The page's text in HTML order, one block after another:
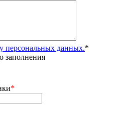
персональных данных.*
заполнения
*